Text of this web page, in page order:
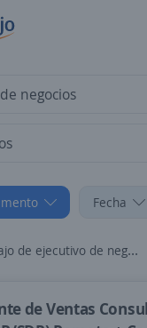
Fecha
de negocios en San Marcos
de Ventas